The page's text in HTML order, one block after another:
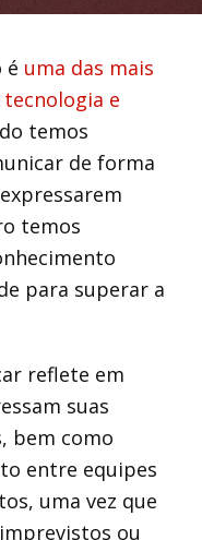
é uma das mais
e
temos
de forma
temos
para superar a
reflete em
suas
bem como
entre equipes
uma vez que
ou